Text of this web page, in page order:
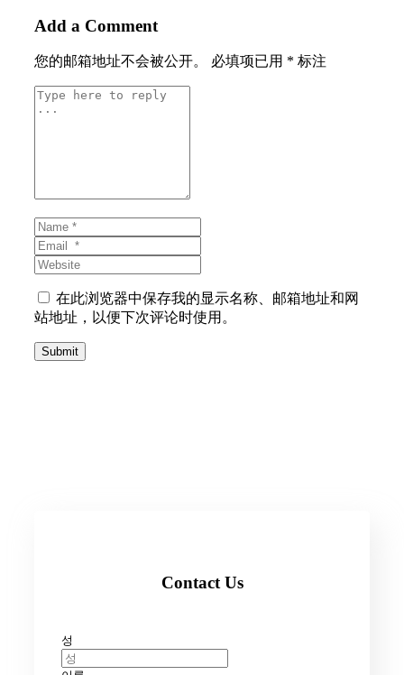
Add a Comment
您的邮箱地址不会被公开。 必填项已用 * 标注
Comment
*
Name
*Email
*Website
在此浏览器中保存我的显示名称、邮箱地址和网
站地址，以便下次评论时使用。
Submit
Contact Us
성